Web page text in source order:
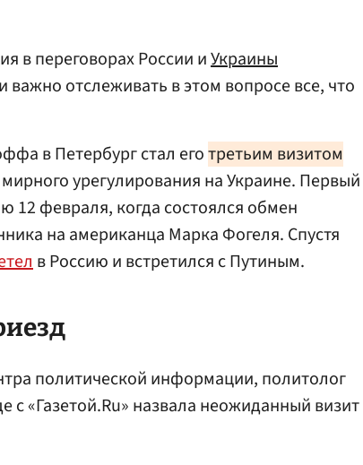
в переговорах России иУкраины
важно отслеживать в этом вопросе все, что
в Петербург стал еготретьим визитом
урегулирования на Украине. Первый
12 февраля, когда состоялся обмен
на американца Марка Фогеля. Спустя
в Россию и встретился с Путиным.
политической информации, политолог
с «Газетой.Ru» назвала неожиданный визит